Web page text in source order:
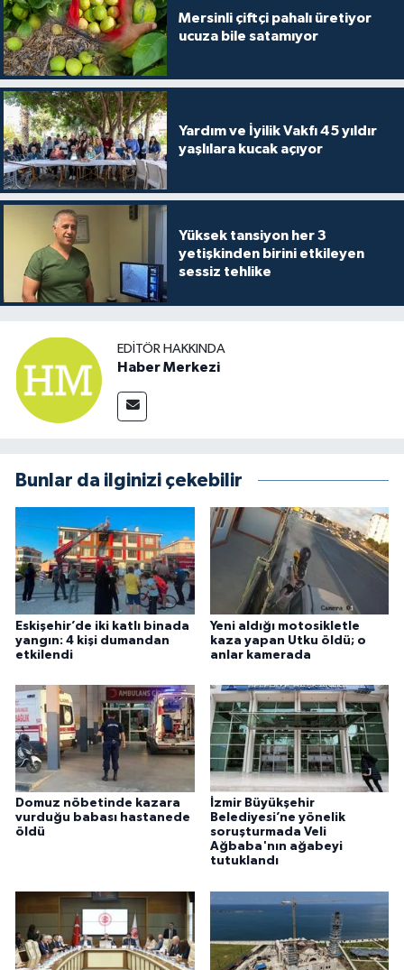
Mersinli çiftçi pahalı üretiyor
ucuza bile satamıyor
Yardım ve İyilik Vakfı 45 yıldır
yaşlılara kucak açıyor
Yüksek tansiyon her 3
yetişkinden birini etkileyen
sessiz tehlike
EDITÖR HAKKINDA
Haber Merkezi
Bunlar da ilginizi çekebilir
Eskişehir’de iki katlı binada
yangın: 4 kişi dumandan
etkilendi
Yeni aldığı motosikletle
kaza yapan Utku öldü; o
anlar kamerada
Domuz nöbetinde kazara
vurduğu babası hastanede
öldü
İzmir Büyükşehir
Belediyesi’ne yönelik
soruşturmada Veli
Ağbaba'nın ağabeyi
tutuklandı